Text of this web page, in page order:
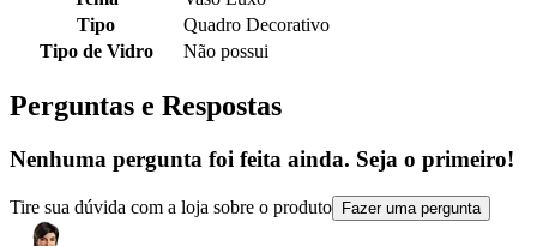
Tipo
Quadro Decorativo
Tipo de Vidro
Não possui
Perguntas e Respostas
Nenhuma pergunta foi feita ainda. Seja o primeiro!
Tire sua dúvida com a loja sobre o produto Fazer uma pergunta